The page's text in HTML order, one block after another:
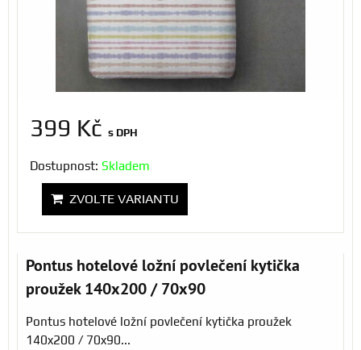
399 Kč s DPH
Dostupnost: Skladem
ZVOLTE VARIANTU
Pontus hotelové ložní povlečení kytička
proužek 140x200 / 70x90
Pontus hotelové ložní povlečení kytička proužek
140x200 / 70x90...